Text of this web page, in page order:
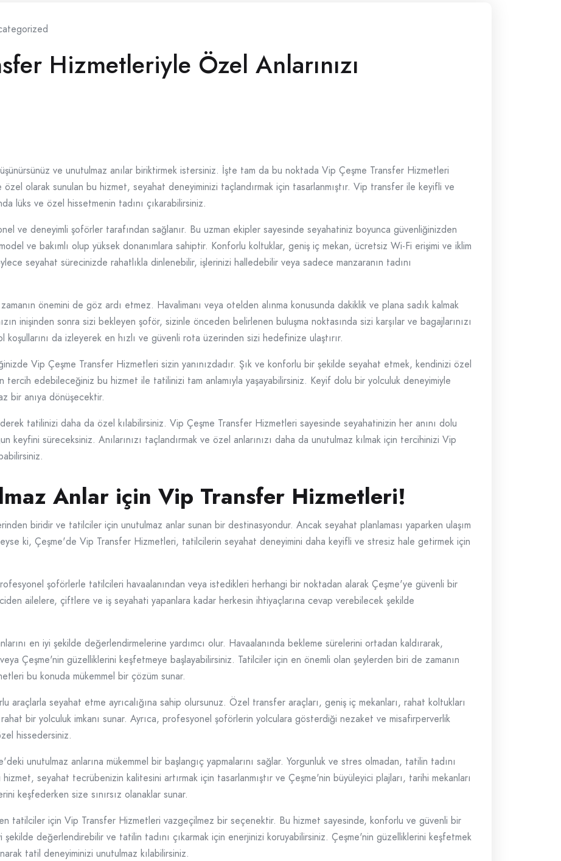
Hizmetleriyle Özel Anlarınızı
ve unutulmaz anılar biriktirmek istersiniz. İşte tam da bu noktada Vip Çeşme Transfer Hizmetleri
olarak sunulan bu hizmet, seyahat deneyiminizi taçlandırmak için tasarlanmıştır. Vip transfer ile keyifli ve
lüks ve özel hissetmenin tadını çıkarabilirsiniz.
ve deneyimli şoförler tarafından sağlanır. Bu uzman ekipler sayesinde seyahatiniz boyunca güvenliğinizden
ve bakımlı olup yüksek donanımlara sahiptir. Konforlu koltuklar, geniş iç mekan, ücretsiz Wi-Fi erişimi ve iklim
seyahat sürecinizde rahatlıkla dinlenebilir, işlerinizi halledebilir veya sadece manzaranın tadını
önemini de göz ardı etmez. Havalimanı veya otelden alınma konusunda dakiklik ve plana sadık kalmak
inişinden sonra sizi bekleyen şoför, sizinle önceden belirlenen buluşma noktasında sizi karşılar ve bagajlarınızı
koşullarını da izleyerek en hızlı ve güvenli rota üzerinden sizi hedefinize ulaştırır.
Vip Çeşme Transfer Hizmetleri sizin yanınızdadır. Şık ve konforlu bir şekilde seyahat etmek, kendinizi özel
tercih edebileceğiniz bu hizmet ile tatilinizi tam anlamıyla yaşayabilirsiniz. Keyif dolu bir yolculuk deneyimiyle
bir anıya dönüşecektir.
tatilinizi daha da özel kılabilirsiniz. Vip Çeşme Transfer Hizmetleri sayesinde seyahatinizin her anını dolu
keyfini süreceksiniz. Anılarınızı taçlandırmak ve özel anlarınızı daha da unutulmaz kılmak için tercihinizi Vip
Anlar için Vip Transfer Hizmetleri!
biridir ve tatilciler için unutulmaz anlar sunan bir destinasyondur. Ancak seyahat planlaması yaparken ulaşım
ki, Çeşme'de Vip Transfer Hizmetleri, tatilcilerin seyahat deneyimini daha keyifli ve stresiz hale getirmek için
şoförlerle tatilcileri havaalanından veya istedikleri herhangi bir noktadan alarak Çeşme'ye güvenli bir
ailelere, çiftlere ve iş seyahati yapanlara kadar herkesin ihtiyaçlarına cevap verebilecek şekilde
en iyi şekilde değerlendirmelerine yardımcı olur. Havaalanında bekleme sürelerini ortadan kaldırarak,
Çeşme'nin güzelliklerini keşfetmeye başlayabilirsiniz. Tatilciler için en önemli olan şeylerden biri de zamanın
bu konuda mükemmel bir çözüm sunar.
araçlarla seyahat etme ayrıcalığına sahip olursunuz. Özel transfer araçları, geniş iç mekanları, rahat koltukları
bir yolculuk imkanı sunar. Ayrıca, profesyonel şoförlerin yolculara gösterdiği nezaket ve misafirperverlik
hissedersiniz.
unutulmaz anlarına mükemmel bir başlangıç yapmalarını sağlar. Yorgunluk ve stres olmadan, tatilin tadını
seyahat tecrübenizin kalitesini artırmak için tasarlanmıştır ve Çeşme'nin büyüleyici plajları, tarihi mekanları
keşfederken size sınırsız olanaklar sunar.
tatilciler için Vip Transfer Hizmetleri vazgeçilmez bir seçenektir. Bu hizmet sayesinde, konforlu ve güvenli bir
şekilde değerlendirebilir ve tatilin tadını çıkarmak için enerjinizi koruyabilirsiniz. Çeşme'nin güzelliklerini keşfetmek
tatil deneyiminizi unutulmaz kılabilirsiniz.